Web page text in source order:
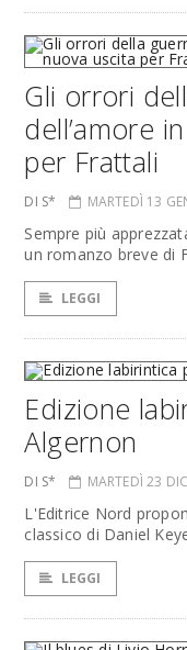
Gli orrori
dell’amore
per Frattali
DI S* MARTEDÌ 13
Sempre più
un romanzo breve di
LEGGI
Edizione
Algernon
DI S* MARTEDÌ 23
L'Editrice Nord
classico di Daniel
LEGGI